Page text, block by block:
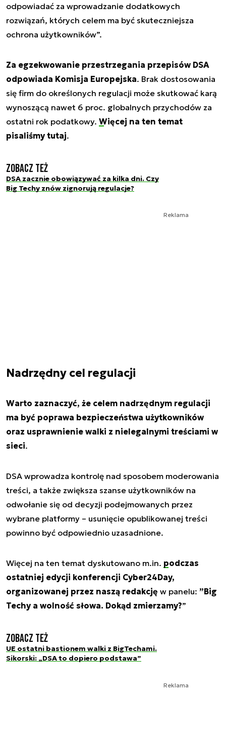
odpowiadać za wprowadzanie dodatkowych
rozwiązań, których celem ma być skuteczniejsza
ochrona użytkowników”.
Za egzekwowanie przestrzegania przepisów DSA
odpowiada Komisja Europejska. Brak dostosowania
się firm do określonych regulacji może skutkować karą
wynoszącą nawet 6 proc. globalnych przychodów za
ostatni rok podatkowy. Więcej na ten temat
pisaliśmy tutaj.
Zobacz też
DSA zacznie obowiązywać za kilka dni. Czy
Big Techy znów zignorują regulacje?
Reklama
Nadrzędny cel regulacji
Warto zaznaczyć, że celem nadrzędnym regulacji
ma być poprawa bezpieczeństwa użytkowników
oraz usprawnienie walki z nielegalnymi treściami w
sieci.
DSA wprowadza kontrolę nad sposobem moderowania
treści, a także zwiększa szanse użytkowników na
odwołanie się od decyzji podejmowanych przez
wybrane platformy – usunięcie opublikowanej treści
powinno być odpowiednio uzasadnione.
Więcej na ten temat dyskutowano m.in. podczas
ostatniej edycji konferencji Cyber24Day,
organizowanej przez naszą redakcję w panelu: ”Big
Techy a wolność słowa. Dokąd zmierzamy?”
Zobacz też
UE ostatni bastionem walki z BigTechami.
Sikorski: „DSA to dopiero podstawa”
Reklama